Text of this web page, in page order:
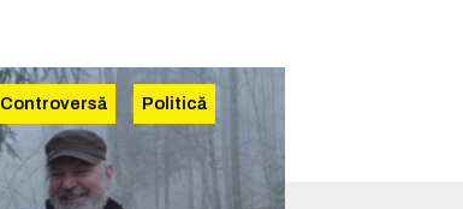
Controversă Politică